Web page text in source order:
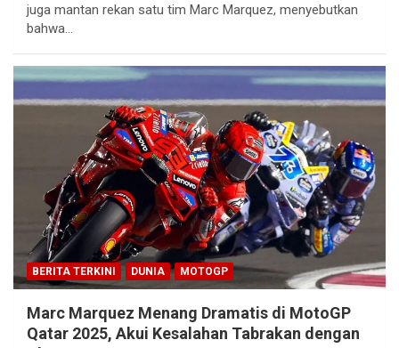
juga mantan rekan satu tim Marc Marquez, menyebutkan
bahwa…
BERITA TERKINI DUNIA MOTOGP
Marc Marquez Menang Dramatis di MotoGP
Qatar 2025, Akui Kesalahan Tabrakan dengan